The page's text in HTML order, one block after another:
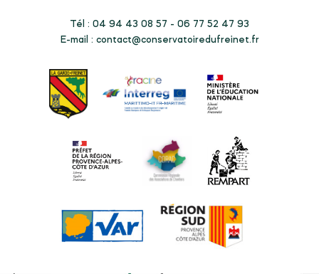
Tél : 04 94 43 08 57 - 06 77 52 47 93
E-mail : contact@conservatoiredufreinet.fr